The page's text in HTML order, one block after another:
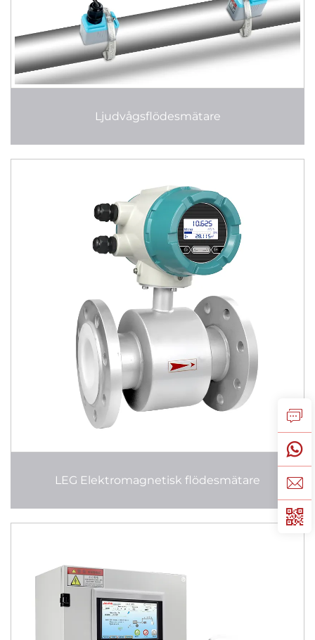
Ljudvågsflödesmätare
LEG Elektromagnetisk flödesmätare